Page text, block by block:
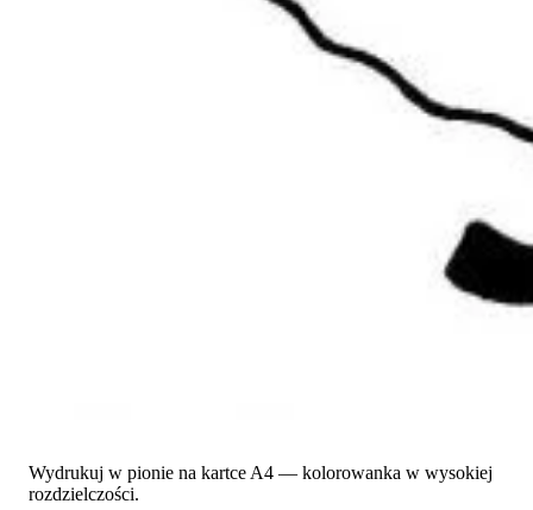
Wydrukuj w pionie na kartce A4 — kolorowanka w wysokiej
rozdzielczości.